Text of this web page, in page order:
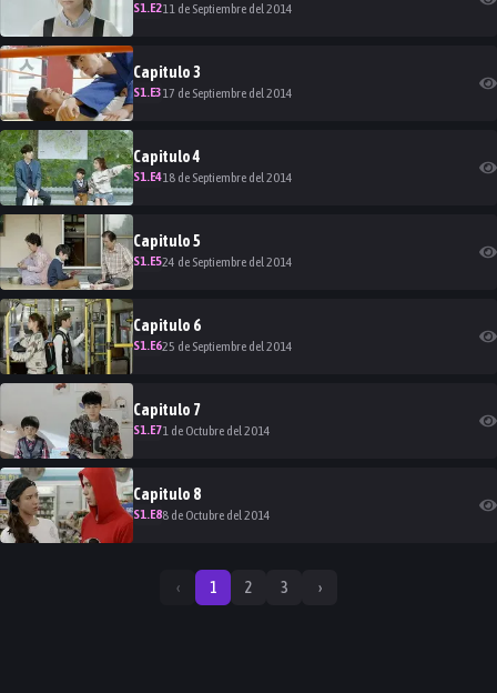
S1.E211 de Septiembre del 2014
Capitulo3
S1.E317 de Septiembre del 2014
Capitulo4
S1.E418 de Septiembre del 2014
Capitulo5
S1.E524 de Septiembre del 2014
Capitulo 6
S1.E625 de Septiembre del 2014
Capitulo 7
S1.E71 de Octubre del 2014
Capitulo 8
S1.E88 de Octubre del 2014
‹ 1 2 3 ›